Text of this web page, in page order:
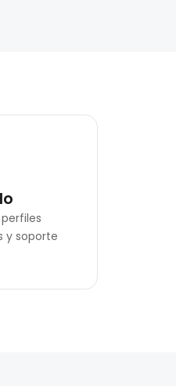
y soporte